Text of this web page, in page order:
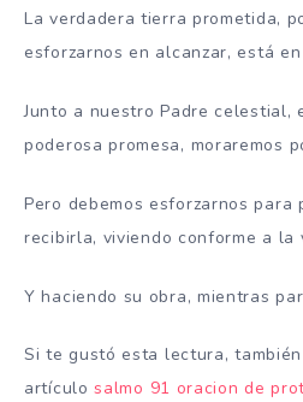
La verdadera tierra prometida,
esforzarnos en alcanzar, está
Junto a nuestro Padre celestial,
poderosa promesa, moraremos
Pero debemos esforzarnos para
recibirla, viviendo conforme a la
Y haciendo su obra, mientras
Si te gustó esta lectura,
artículosalmo 91 oracion de